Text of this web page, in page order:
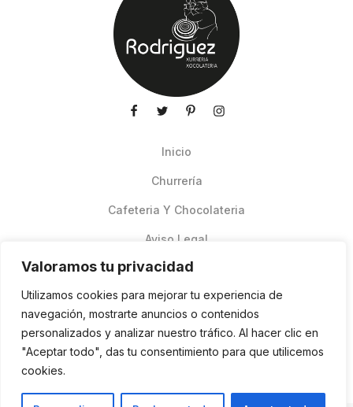
Valoramos tu privacidad
Utilizamos cookies para mejorar tu experiencia de
navegación, mostrarte anuncios o contenidos
personalizados y analizar nuestro tráfico. Al hacer clic en
"Aceptar todo", das tu consentimiento para que utilicemos
cookies.
Inicio
Churrería
Cafeteria Y Chocolateria
Aviso Legal
Pedidos Online Glovo
Contacto